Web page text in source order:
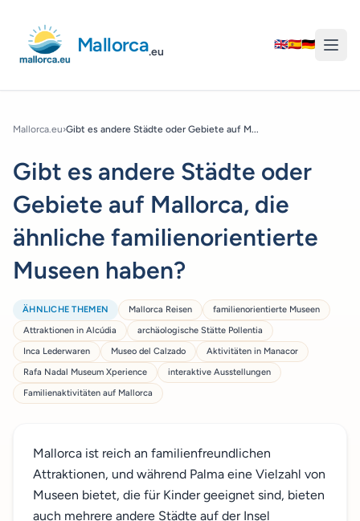
Mallorca.eu
🇬🇧🇪🇸🇩🇪
Mallorca.eu›Gibt es andere Städte oder Gebiete auf M...
Gibt es andere Städte oder
Gebiete auf Mallorca, die
ähnliche familienorientierte
Museen haben?
ÄHNLICHE THEMEN Mallorca Reisen
familienorientierte Museen
Attraktionen in Alcúdia
archäologische Stätte Pollentia
Inca Lederwaren
Museo del Calzado
Aktivitäten in Manacor
Rafa Nadal Museum Xperience
interaktive Ausstellungen
Familienaktivitäten auf Mallorca
Mallorca ist reich an familienfreundlichen
Attraktionen, und während Palma eine Vielzahl von
Museen bietet, die für Kinder geeignet sind, bieten
auch mehrere andere Städte auf der Insel